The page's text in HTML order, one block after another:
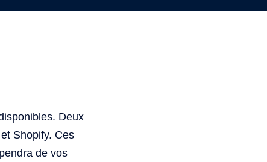
Deux
Shopify. Ces
de vos